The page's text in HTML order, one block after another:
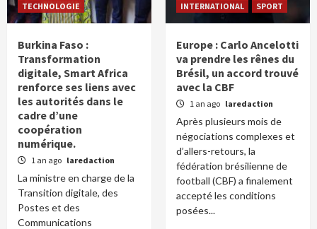
TECHNOLOGIE
Burkina Faso :
Transformation
digitale, Smart Africa
renforce ses liens avec
les autorités dans le
cadre d’une
coopération
numérique.
1 an ago laredaction
La ministre en charge de la
Transition digitale, des
Postes et des
Communications
INTERNATIONAL SPORT
Europe : Carlo Ancelotti
va prendre les rênes du
Brésil, un accord trouvé
avec la CBF
1 an ago laredaction
Après plusieurs mois de
négociations complexes et
d’allers-retours, la
fédération brésilienne de
football (CBF) a finalement
accepté les conditions
posées...